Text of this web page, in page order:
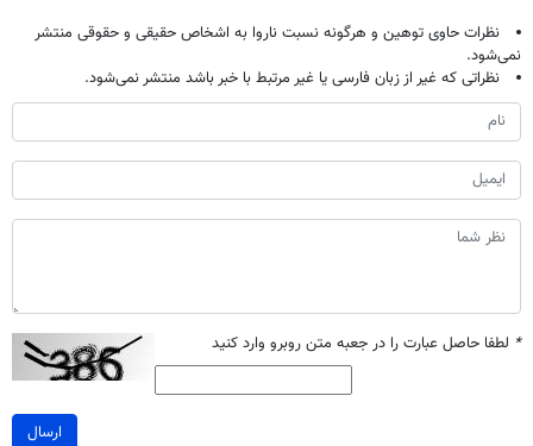
نظرات حاوی توهین و هرگونه نسبت ناروا به اشخاص حقیقی و حقوقی منتشر
نمی‌شود.
نظراتی که غیر از زبان فارسی یا غیر مرتبط با خبر باشد منتشر نمی‌شود.
* لطفا حاصل عبارت را در جعبه متن روبرو وارد کنید
ارسال